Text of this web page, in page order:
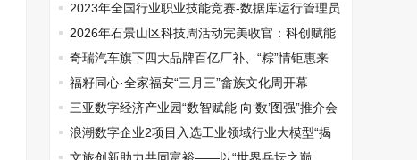
闭环验证
2023年全国行业职业技能竞赛-数据库运行管理员
赛项圆满落幕
2026年石景山区科技周活动完美收官：科创赋能
惠民 点亮全民科学探索之光
奇瑞汽车旗下四大品牌百亿厂补、“粽”情钜惠来
袭！福籽同心·全家福安“三月三”畲族文化周开幕
三亚数字经济产业园“数智赋能 向‘数’图强”推介会
暨浙琼深度合作落地洽谈会在杭举办
浪潮数字企业2项目入选工业领域行业大模型“揭